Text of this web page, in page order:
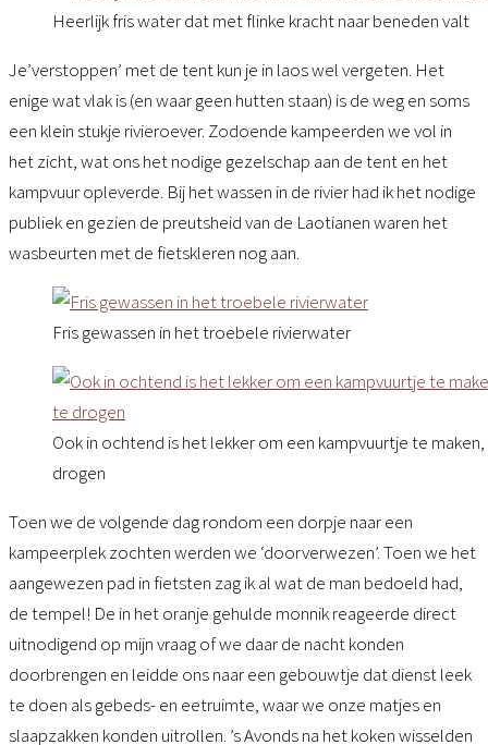
Heerlijk fris water dat met flinke kracht naar beneden valt
Je’verstoppen’ met de tent kun je in laos wel vergeten. Het
enige wat vlak is (en waar geen hutten staan) is de weg en soms
een klein stukje rivieroever. Zodoende kampeerden we vol in
het zicht, wat ons het nodige gezelschap aan de tent en het
kampvuur opleverde. Bij het wassen in de rivier had ik het nodige
publiek en gezien de preutsheid van de Laotianen waren het
wasbeurten met de fietskleren nog aan.
Fris gewassen in het troebele rivierwater
Ook in ochtend is het lekker om een kampvuurtje te
drogen
Toen we de volgende dag rondom een dorpje naar een
kampeerplek zochten werden we ‘doorverwezen’. Toen we het
aangewezen pad in fietsten zag ik al wat de man bedoeld had,
de tempel! De in het oranje gehulde monnik reageerde direct
uitnodigend op mijn vraag of we daar de nacht konden
doorbrengen en leidde ons naar een gebouwtje dat dienst leek
te doen als gebeds- en eetruimte, waar we onze matjes en
slaapzakken konden uitrollen. ’s Avonds na het koken wisselden